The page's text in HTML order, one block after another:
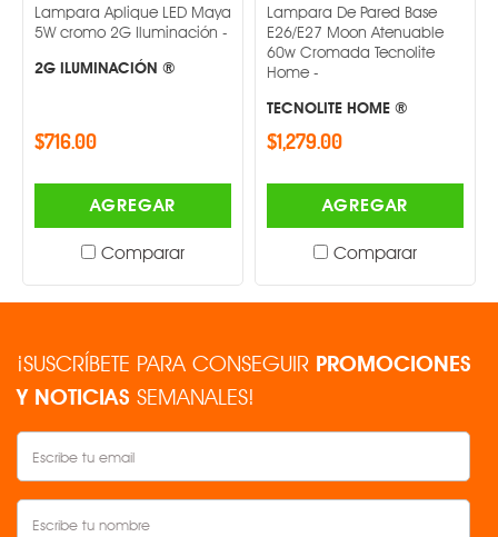
Lampara Aplique LED Maya
5W cromo 2G Iluminación -
2G ILUMINACIÓN ®
$716.00
AGREGAR
Comparar
Lampara De Pared Base
E26/E27 Moon Atenuable
60w Cromada Tecnolite
Home -
TECNOLITE HOME ®
$1,279.00
AGREGAR
Comparar
¡SUSCRÍBETE PARA CONSEGUIR PROMOCIONES
Y NOTICIAS SEMANALES!